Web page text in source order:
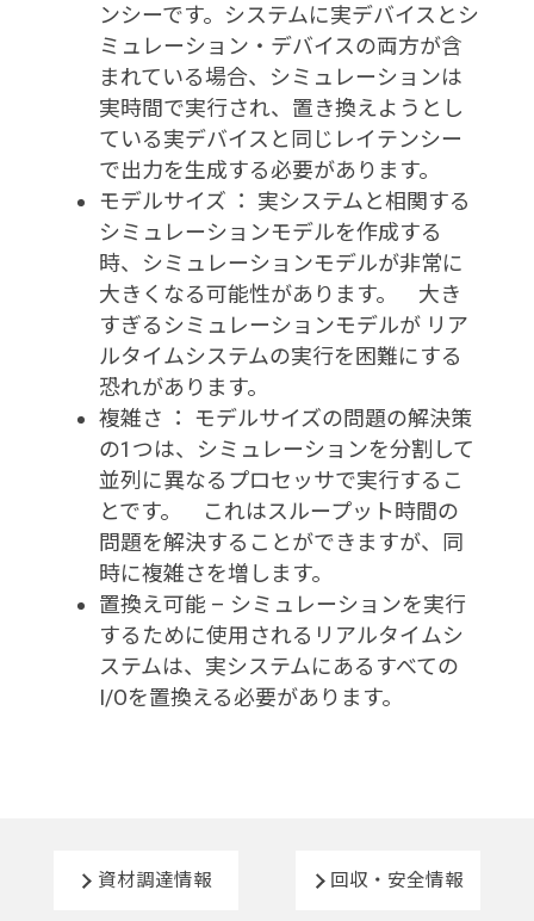
ンシーです。システムに実デバイスとシ
ミュレーション・デバイスの両方が含
まれている場合、シミュレーションは
実時間で実行され、置き換えようとし
ている実デバイスと同じレイテンシー
で出力を生成する必要があります。
モデルサイズ ： 実システムと相関する
シミュレーションモデルを作成する
時、シミュレーションモデルが非常に
大きくなる可能性があります。 大き
すぎるシミュレーションモデルが リア
ルタイムシステムの実行を困難にする
恐れがあります。
複雑さ ： モデルサイズの問題の解決策
の1つは、シミュレーションを分割して
並列に異なるプロセッサで実行するこ
とです。 これはスループット時間の
問題を解決することができますが、同
時に複雑さを増します。
置換え可能 – シミュレーションを実行
するために使用されるリアルタイムシ
ステムは、実システムにあるすべての
I/Oを置換える必要があります。
資材調達情報 回収・安全情報